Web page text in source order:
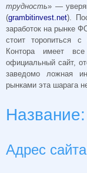
трудность» —
(grambitinvest.net).
заработок на рынке
стоит торопиться с
Контора имеет
официальный сайт,
заведомо ложная
рынками эта шарага
Адрес